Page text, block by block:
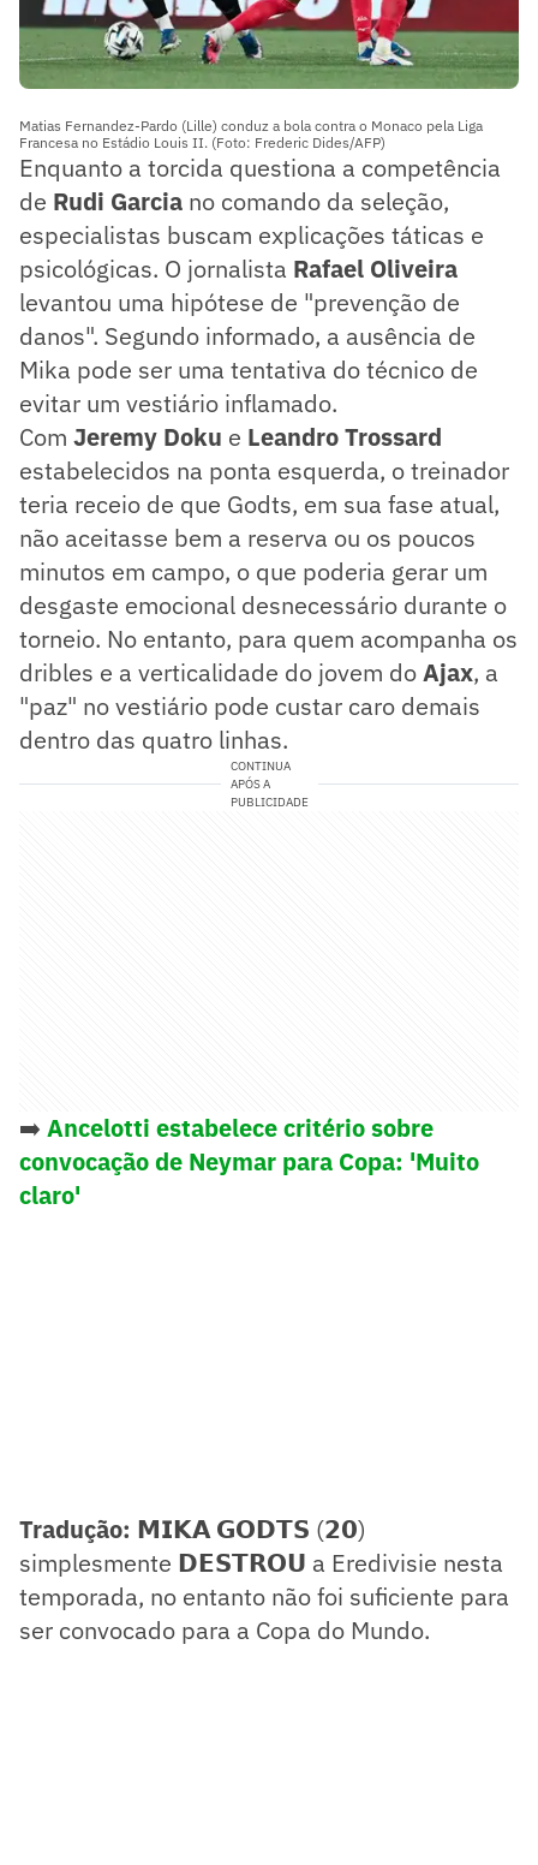
Matias Fernandez-Pardo (Lille) conduz a bola contra o Monaco pela Liga
Francesa no Estádio Louis II. (Foto: Frederic Dides/AFP)
Enquanto a torcida questiona a competência
de Rudi Garcia no comando da seleção,
especialistas buscam explicações táticas e
psicológicas. O jornalista Rafael Oliveira
levantou uma hipótese de "prevenção de
danos". Segundo informado, a ausência de
Mika pode ser uma tentativa do técnico de
evitar um vestiário inflamado.
Com Jeremy Doku e Leandro Trossard
estabelecidos na ponta esquerda, o treinador
teria receio de que Godts, em sua fase atual,
não aceitasse bem a reserva ou os poucos
minutos em campo, o que poderia gerar um
desgaste emocional desnecessário durante o
torneio. No entanto, para quem acompanha os
dribles e a verticalidade do jovem doAjax, a
"paz" no vestiário pode custar caro demais
dentro das quatro linhas.
CONTINUA
APÓS A
PUBLICIDADE
➡️ Ancelotti estabelece critério sobre
convocação de Neymar para Copa: 'Muito
claro'
Tradução: 𝗠𝗜𝗞𝗔 𝗚𝗢𝗗𝗧𝗦 (𝟮𝟬)
simplesmente 𝗗𝗘𝗦𝗧𝗥𝗢𝗨 a Eredivisie nesta
temporada, no entanto não foi suficiente para
ser convocado para a Copa do Mundo.